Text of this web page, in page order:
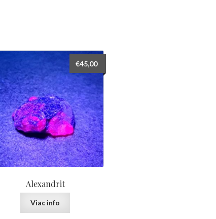
Alexandrit
€45,00
Viac info